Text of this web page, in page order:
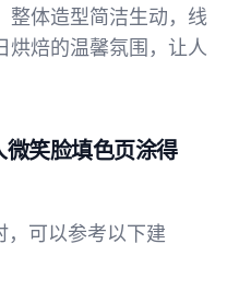
整体造型简洁生动，线
烘焙的温馨氛围，让人
笑脸填色页涂得
，可以参考以下建